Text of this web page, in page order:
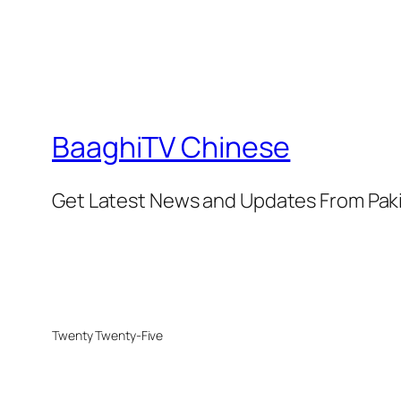
BaaghiTV Chinese
Get Latest News and Updates From
Twenty Twenty-Five